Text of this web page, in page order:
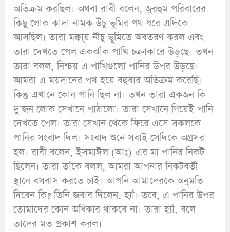
অতিক্রম করছিল। অথবা রাবী বলেন, জুরহুম পরিবারের
কিছু লোক কাদা নামক উঁচু ভূমির পথ ধরে এদিকে
আসছিল। তারা মক্কা্য় নীচু ভূমিতে অবতরণ করল এবং
তারা দেখতে পেল একঝাঁক পাখি চক্রাকারে উড়ছে। তখন
তারা বলল, নিশ্চয় এ পাখিগুলো পানির উপর উড়ছে।
আমরা এ ময়দানের পথ হয়ে বহুবার অতিক্রম করেছি।
কিন্তু এখানে কোন পানি ছিল না। তখন তারা একজন কি
দু’জন লোক সেখানে পাঠালো। তারা সেখানে গিয়েই পানি
দেখতে পেল। তারা সেখান থেকে ফিরে এসে সকলকে
পানির সংবাদ দিল। সংবাদ শুনে সবাই সেদিকে অগ্রসর
হল। রাবী বলেন, ইসমাঈল (আঃ)-এর মা পানির নিকট
ছিলেন। তারা তাঁকে বলল, আমরা আপনার নিকটবর্তী
স্থানে বসবাস করতে চাই। আপনি আমাদেরকে অনুমতি
দিবেন কি? তিনি জবাব দিলেন, হ্যাঁ। তবে, এ পানির উপর
তোমাদের কোন অধিকার থাকবে না। তারা হ্যাঁ, বলে
তাদের মত প্রকাশ করল।